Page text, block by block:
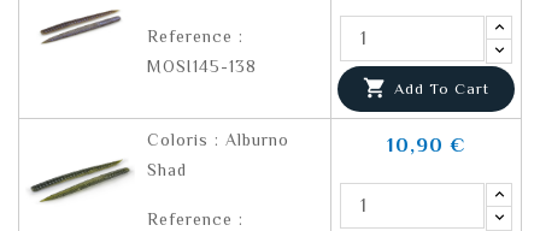
Reference :
MOSI145-138
 Add To Cart
Coloris : Alburno
Shad
Reference :
10,90 €